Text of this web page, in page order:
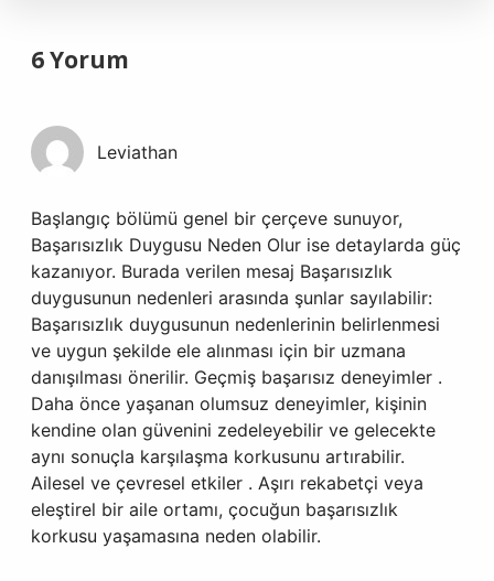
6 Yorum
Leviathan
Başlangıç bölümü genel bir çerçeve sunuyor,
Başarısızlık Duygusu Neden Olur ise detaylarda güç
kazanıyor. Burada verilen mesaj Başarısızlık
duygusunun nedenleri arasında şunlar sayılabilir:
Başarısızlık duygusunun nedenlerinin belirlenmesi
ve uygun şekilde ele alınması için bir uzmana
danışılması önerilir. Geçmiş başarısız deneyimler .
Daha önce yaşanan olumsuz deneyimler, kişinin
kendine olan güvenini zedeleyebilir ve gelecekte
aynı sonuçla karşılaşma korkusunu artırabilir.
Ailesel ve çevresel etkiler . Aşırı rekabetçi veya
eleştirel bir aile ortamı, çocuğun başarısızlık
korkusu yaşamasına neden olabilir.